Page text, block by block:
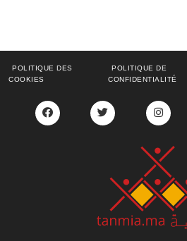
POLITIQUE DES
COOKIES
POLITIQUE DE
CONFIDENTIALITÉ